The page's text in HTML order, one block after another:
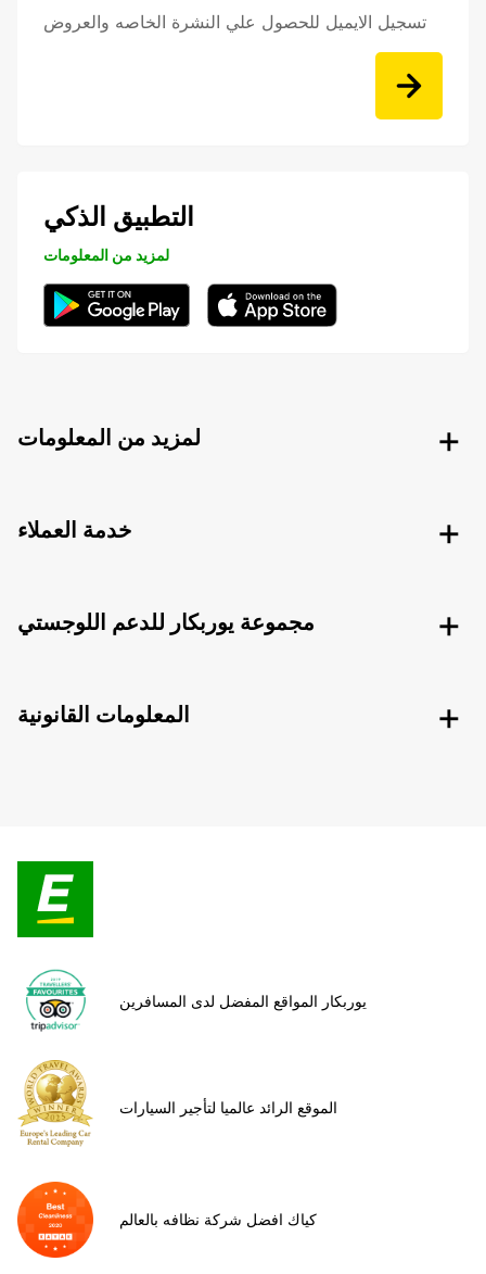
تسجيل الايميل للحصول علي النشرة الخاصه والعروض
التطبيق الذكي
لمزيد من المعلومات
لمزيد من المعلومات
خدمة العملاء
مجموعة يوربكار للدعم اللوجستي
المعلومات القانونية
يوربكار المواقع المفضل لدى المسافرين
الموقع الرائد عالميا لتأجير السيارات
كياك افضل شركة نظافه بالعالم